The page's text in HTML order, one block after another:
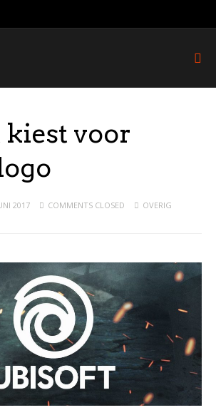
kiest voor
2017 COMMENTS CLOSED OVERIG